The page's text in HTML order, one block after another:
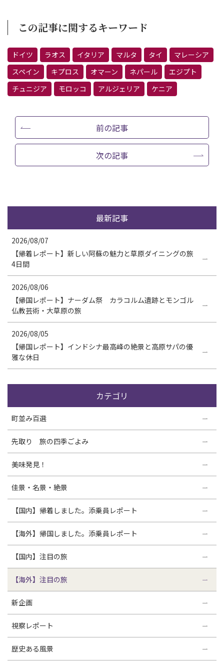
この記事に関するキーワード
ドイツ ラオス イタリア マルタ タイ
マレーシア
スペイン
キプロス オマーン ネパール
エジプト
チュニジア
モロッコ アルジェリア ケニア
前の記事
次の記事
最新記事
2026/08/07
【帰着レポート】新しい阿蘇の魅力と草原ダイニングの旅
4日間
2026/08/06
【帰国レポート】ナーダム祭 カラコルム遺跡とモンゴル
仏教芸術・大草原の旅
2026/08/05
【帰国レポート】インドシナ最高峰の絶景と高原サパの優
雅な休日
カテゴリ
町並み百選
先取り 旅の四季ごよみ
美味発見！
佳景・名景・絶景
【国内】帰着しました。添乗員レポート
【海外】帰国しました。添乗員レポート
【国内】注目の旅
【海外】注目の旅
新企画
視察レポート
歴史ある風景